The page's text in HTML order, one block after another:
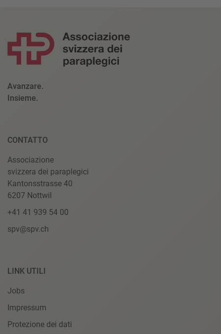
Avanzare.
Insieme.
CONTATTO
Associazione
svizzera dei paraplegici
Kantonsstrasse 40
6207 Nottwil
+41 41 939 54 00
spv@spv.ch
LINK UTILI
Jobs
Impressum
Protezione dei dati